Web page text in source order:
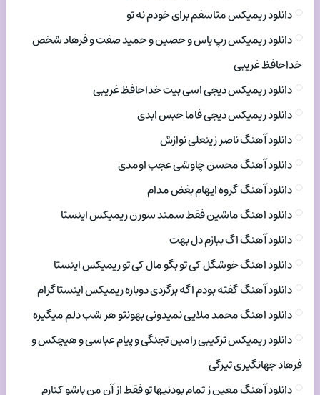
دانلود ریمیکس متاسفم برای خودم نه تو
دانلود ریمیکس رپ یاس و حصین و حمید صفت و فرهاد شخص
خداحافظ غریبی
دانلود ریمیکس دیجی اسی بیت خداحافظ غریبی
دانلود ریمیکس دیجی فاما حبس ابدی
دانلود آهنگ ناصر زینعلی نوازش
دانلود آهنگ محسن چاوشی عجب اومدی
دانلود آهنگ گروه ایهام بغض مدام
دانلود اهنگ ماشین فقط سمند سورن ریمیکس اینستا
دانلود آهنگ اگ ببازم دل بهت
دانلود اهنگ خوشگل کی تو بگو مال کی تو ریمیکس اینستا
دانلود آهنگ گفته بودم اگه برگردی دوباره ریمیکس اینستاگرام
دانلود اهنگ محمد ملایی نمیدونی بهونتو هر شب دلم میگیره
دانلود ریمیکس ترکیبی رامین تجنگی و پیام عباسی و هیچکس و
فرهاد جهانگیری تیرگی
دانلود آهنگ معین ز تمام بودنیها تو فقط از آن من باشو کنارم